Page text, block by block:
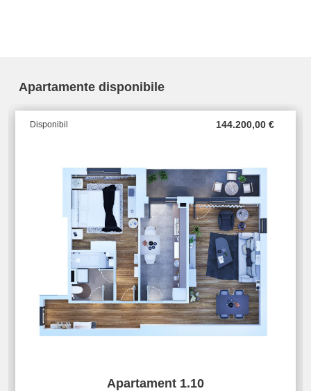
Apartamente disponibile
Disponibil 144.200,00€
Apartament 1.10